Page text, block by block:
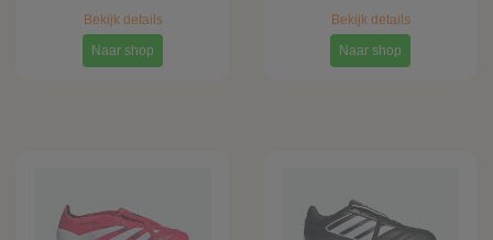
Bekijk details
Naar shop
Bekijk details
Naar shop